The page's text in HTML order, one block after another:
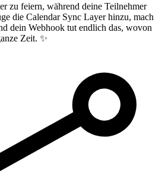
zu feiern, während deine Teilnehmer
die Calendar Sync Layer hinzu, mach
dein Webhook tut endlich das, wovon
Zeit. ✨